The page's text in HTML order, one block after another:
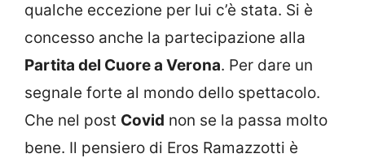
qualche eccezione per lui c’è stata. Si è
concesso anche la partecipazione alla
Partita del Cuore a Verona. Per dare un
segnale forte al mondo dello spettacolo.
Che nel post Covid non se la passa molto
bene. Il pensiero di Eros Ramazzotti è